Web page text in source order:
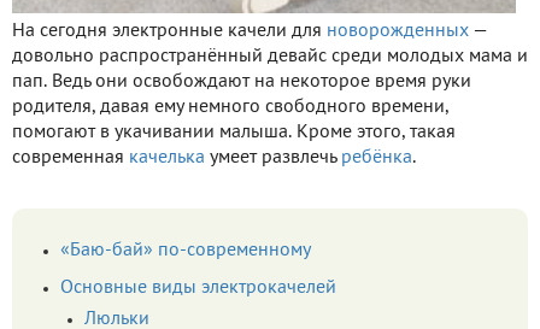
На сегодня электронные качели для новорожденных —
довольно распространённый девайс среди молодых мама и
пап. Ведь они освобождают на некоторое время руки
родителя, давая ему немного свободного времени,
помогают в укачивании малыша. Кроме этого, такая
современная качелька умеет развлечь ребёнка.
«Баю-бай» по-современному
Основные виды электрокачелей
Люльки